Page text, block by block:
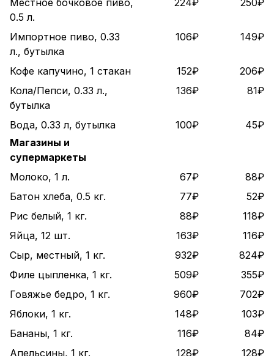
0.5 л.
Импортное пиво, 0.33
л., бутылка
106₽ 149₽
Кофе капучино, 1 стакан 152₽
206₽
Кола/Пепси, 0.33 л.,
бутылка
136₽ 81₽
Вода, 0.33 л, бутылка 100₽
45₽
Магазины и
супермаркеты
Молоко, 1 л.
67₽
88₽
Батон хлеба, 0.5 кг.
77₽
52₽
Рис белый, 1 кг.
88₽
118₽
Яйца, 12 шт.
163₽
116₽
Сыр, местный, 1 кг.
932₽
824₽
Филе цыпленка, 1 кг.
509₽
355₽
Говяжье бедро, 1 кг.
960₽
702₽
Яблоки, 1 кг.
148₽
103₽
Бананы, 1 кг.
116₽
84₽
Апельсины, 1 кг.
128₽
128₽